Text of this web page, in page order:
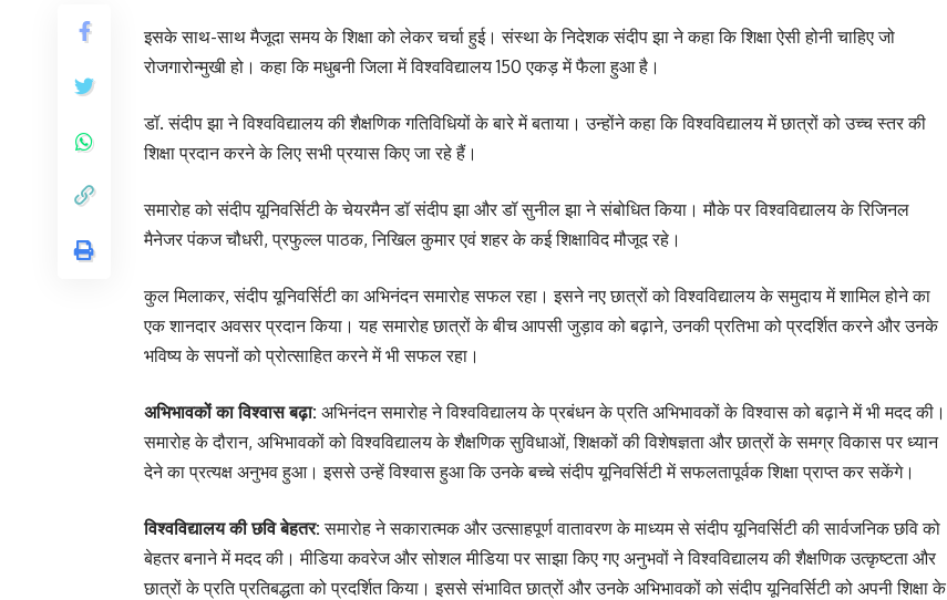
इसके साथ-साथ मैजूदा समय के शिक्षा को लेकर चर्चा हुई। संस्था के निदेशक संदीप झा ने कहा कि शिक्षा ऐसी होनी चाहिए जो
रोजगारोन्मुखी हो। कहा कि मधुबनी जिला में विश्वविद्यालय 150 एकड़ में फैला हुआ है।
डॉ. संदीप झा ने विश्वविद्यालय की शैक्षणिक गतिविधियों के बारे में बताया। उन्होंने कहा कि विश्वविद्यालय में छात्रों को उच्च स्तर की
शिक्षा प्रदान करने के लिए सभी प्रयास किए जा रहे हैं।
समारोह को संदीप यूनिवर्सिटी के चेयरमैन डॉ संदीप झा और डॉ सुनील झा ने संबोधित किया। मौके पर विश्वविद्यालय के रिजिनल
मैनेजर पंकज चौधरी, प्रफुल्ल पाठक, निखिल कुमार एवं शहर के कई शिक्षाविद मौजूद रहे।
कुल मिलाकर, संदीप यूनिवर्सिटी का अभिनंदन समारोह सफल रहा। इसने नए छात्रों को विश्वविद्यालय के समुदाय में शामिल होने का
एक शानदार अवसर प्रदान किया। यह समारोह छात्रों के बीच आपसी जुड़ाव को बढ़ाने, उनकी प्रतिभा को प्रदर्शित करने और उनके
भविष्य के सपनों को प्रोत्साहित करने में भी सफल रहा।
अभिभावकों का विश्वास बढ़ा: अभिनंदन समारोह ने विश्वविद्यालय के प्रबंधन के प्रति अभिभावकों के विश्वास को बढ़ाने में भी मदद की।
समारोह के दौरान, अभिभावकों को विश्वविद्यालय के शैक्षणिक सुविधाओं, शिक्षकों की विशेषज्ञता और छात्रों के समग्र विकास पर ध्यान
देने का प्रत्यक्ष अनुभव हुआ। इससे उन्हें विश्वास हुआ कि उनके बच्चे संदीप यूनिवर्सिटी में सफलतापूर्वक शिक्षा प्राप्त कर सकेंगे।
विश्वविद्यालय की छवि बेहतर: समारोह ने सकारात्मक और उत्साहपूर्ण वातावरण के माध्यम से संदीप यूनिवर्सिटी की सार्वजनिक छवि को
बेहतर बनाने में मदद की। मीडिया कवरेज और सोशल मीडिया पर साझा किए गए अनुभवों ने विश्वविद्यालय की शैक्षणिक उत्कृष्टता और
छात्रों के प्रति प्रतिबद्धता को प्रदर्शित किया। इससे संभावित छात्रों और उनके अभिभावकों को संदीप यूनिवर्सिटी को अपनी शिक्षा के